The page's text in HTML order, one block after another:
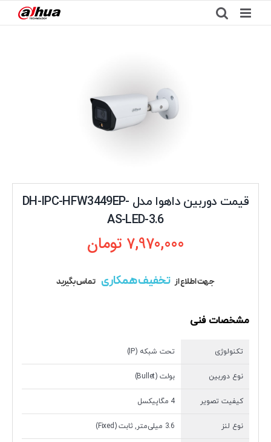
to
قیمت دوربین داهوا مدل DH-IPC-HFW3449EP-
AS-LED-3.6
7,970,000 تومان
جهت اطلاع از تخفیف همکاری تماس بگیرید
مشخصات فنی
تکنولوژی تحت شبکه (IP)
نوع دوربین بولت (Bullet)
کیفیت تصویر 4 مگاپیکسل
نوع لنز 3.6 میلی‌متر, ثابت (Fixed)